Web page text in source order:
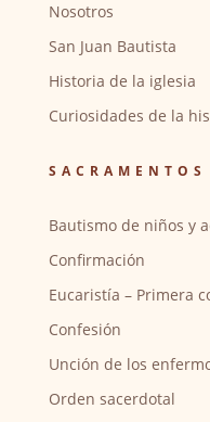
Nosotros
San Juan Bautista
Historia de la iglesia
Curiosidades de la
SACRAMENTOS
Bautismo de niños y
Confirmación
Eucaristía – Primera
Confesión
Unción de los
Orden sacerdotal